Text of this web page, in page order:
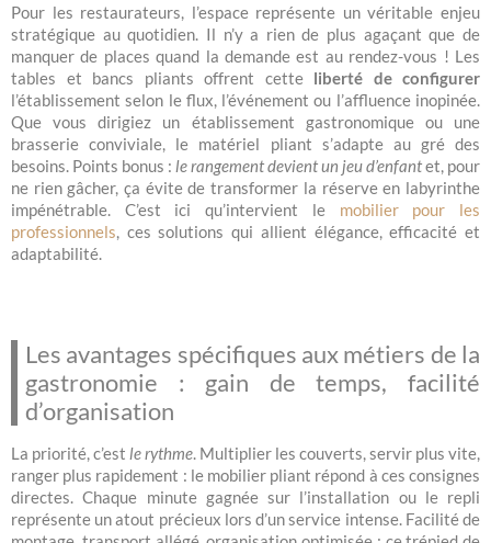
Pour les restaurateurs, l’espace représente un véritable enjeu
stratégique au quotidien. Il n’y a rien de plus agaçant que de
manquer de places quand la demande est au rendez-vous ! Les
tables et bancs pliants offrent cetteliberté de configurer
l’établissement selon le flux, l’événement ou l’affluence inopinée.
Que vous dirigiez un établissement gastronomique ou une
brasserie conviviale, le matériel pliant s’adapte au gré des
besoins. Points bonus : le rangement devient un jeu d’enfantet, pour
ne rien gâcher, ça évite de transformer la réserve en labyrinthe
impénétrable. C’est ici qu’intervient le mobilier pour les
professionnels, ces solutions qui allient élégance, efficacité et
adaptabilité.
Les avantages spécifiques aux métiers de la
gastronomie : gain de temps, facilité
d’organisation
La priorité, c’est le rythme. Multiplier les couverts, servir plus vite,
ranger plus rapidement : le mobilier pliant répond à ces consignes
directes. Chaque minute gagnée sur l’installation ou le repli
représente un atout précieux lors d’un service intense. Facilité de